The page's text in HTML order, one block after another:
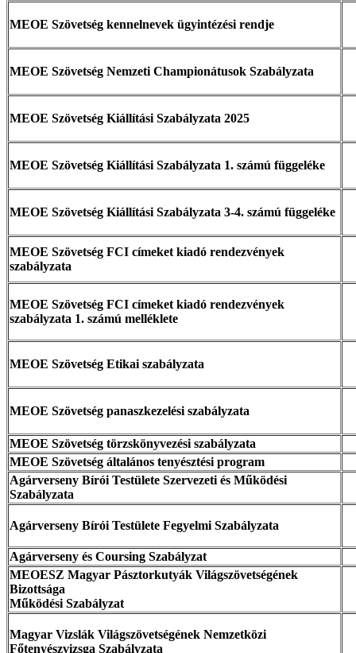
MEOE Szövetség kennelnevek ügyintézési rendje
MEOE Szövetség Nemzeti Championátusok Szabályzata
MEOE Szövetség Kiállítási Szabályzata 2025
MEOE Szövetség Kiállítási Szabályzata 1. számú függeléke
MEOE Szövetség Kiállítási Szabályzata 3-4. számú függeléke
MEOE Szövetség FCI címeket kiadó rendezvények
szabályzata
MEOE Szövetség FCI címeket kiadó rendezvények
szabályzata 1. számú melléklete
MEOE Szövetség Etikai szabályzata
MEOE Szövetség panaszkezelési szabályzata
MEOE Szövetség törzskönyvezési szabályzata
MEOE Szövetség általános tenyésztési program
Agárverseny Bírói Testülete Szervezeti és Működési
Szabályzata
Agárverseny Bírói Testülete Fegyelmi Szabályzata
Agárverseny és Coursing Szabályzat
MEOESZ Magyar Pásztorkutyák Világszövetségének
Bizottsága
Működési Szabályzat
Magyar Vizslák Világszövetségének Nemzetközi
Főtenyészvizsga Szabályzata